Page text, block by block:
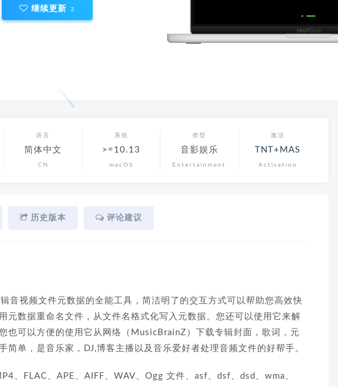
继续更新 2
语言
简体中文
CN
系统
>=10.13
macOS
类型
音影娱乐
Entertainment
激活
TNT+MAS
Activation
历史版本 评论建议
音视频文件元数据的全能工具，简洁明了的交互方式可以帮助您高效快
元数据重命名文件，从文件名格式化写入元数据。您还可以使用它来解
也可以方便的使用它从网络（MusicBrainZ）下载专辑封面，歌词，元
简单，是音乐家，DJ,博客主播以及音乐爱好者处理音频文件的好帮手。
、FLAC、APE、AIFF、WAV、Ogg 文件、asf、dsf、dsd、wma、